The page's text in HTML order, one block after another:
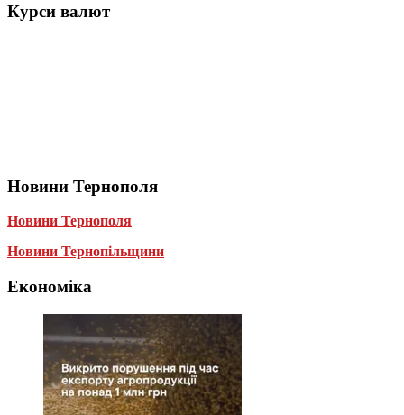
Курси валют
Новини Тернополя
Новини Тернополя
Новини Тернопільщини
Економіка